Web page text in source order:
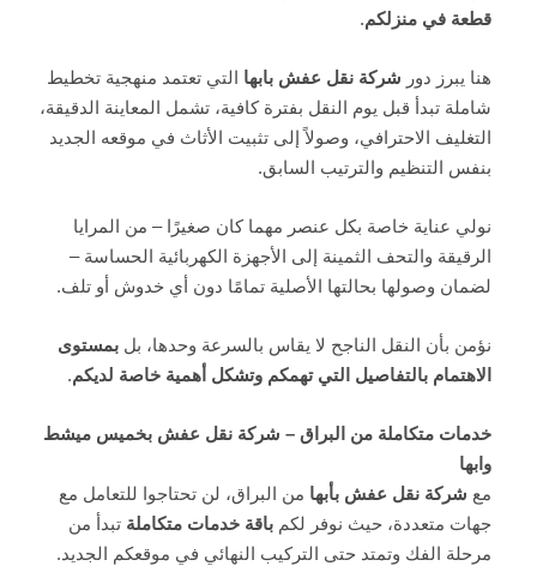
قطعة في منزلكم.
هنا يبرز دور شركة نقل عفش بابها التي تعتمد منهجية تخطيط
شاملة تبدأ قبل يوم النقل بفترة كافية، تشمل المعاينة الدقيقة،
التغليف الاحترافي، وصولاً إلى تثبيت الأثاث في موقعه الجديد
بنفس التنظيم والترتيب السابق.
نولي عناية خاصة بكل عنصر مهما كان صغيرًا – من المرايا
الرقيقة والتحف الثمينة إلى الأجهزة الكهربائية الحساسة –
لضمان وصولها بحالتها الأصلية تمامًا دون أي خدوش أو تلف.
نؤمن بأن النقل الناجح لا يقاس بالسرعة وحدها، بلبمستوى
الاهتمام بالتفاصيل التي تهمكم وتشكل أهمية خاصة لديكم.
خدمات متكاملة من البراق – شركة نقل عفش بخميس ميشط
وابها
مع شركة نقل عفش بأبها من البراق، لن تحتاجوا للتعامل مع
جهات متعددة، حيث نوفر لكمباقة خدمات متكاملة تبدأ من
مرحلة الفك وتمتد حتى التركيب النهائي في موقعكم الجديد.